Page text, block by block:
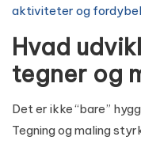
aktiviteter og
Hvad
tegner og
Det er ikke “bare”
Tegning og maling